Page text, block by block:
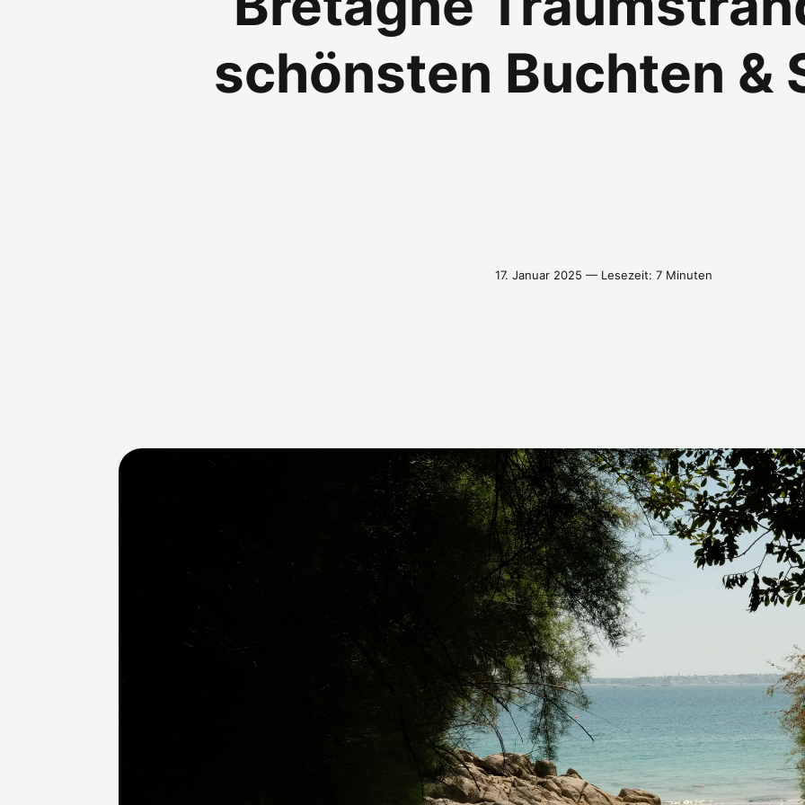
schönsten Buchten &
17. Januar 2025 — Lesezeit: 7 Minuten